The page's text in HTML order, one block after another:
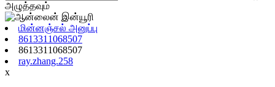
அழுத்தவும்
மின்னஞ்சல் அனுப்பு
8613311068507
8613311068507
ray.zhang.258
x